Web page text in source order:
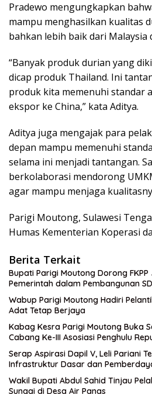
Pradewo mengungkapkan
mampu menghasilkan kualitas
bahkan lebih baik dari Malaysia
“Banyak produk durian yang
dicap produk Thailand. Ini
produk kita memenuhi standar
ekspor ke China,” kata Aditya.
Aditya juga mengajak para
depan mampu memenuhi
selama ini menjadi tantangan.
berkolaborasi mendorong
agar mampu menjaga
Parigi Moutong, Sulawesi
Humas Kementerian Koperasi
Berita Terkait
Bupati Parigi Moutong Dorong
Pemerintah dalam Pembangunan
Wabup Parigi Moutong Hadiri
Adat Tetap Berjaya
Kabag Kesra Parigi Moutong Buka
Cabang Ke-III Asosiasi Penghulu
Serap Aspirasi Dapil V, Leli Pariani
Infrastruktur Dasar dan
Wakil Bupati Abdul Sahid Tinjau
Sungai di Desa Air Panas